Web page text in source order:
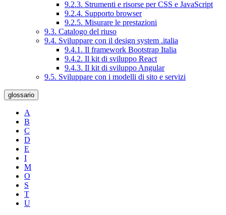
9.2.3. Strumenti e risorse per CSS e JavaScript
9.2.4. Supporto browser
9.2.5. Misurare le prestazioni
9.3. Catalogo del riuso
9.4. Sviluppare con il design system .italia
9.4.1. Il framework Bootstrap Italia
9.4.2. Il kit di sviluppo React
9.4.3. Il kit di sviluppo Angular
9.5. Sviluppare con i modelli di sito e servizi
glossario
A
B
C
D
E
I
M
O
S
T
U